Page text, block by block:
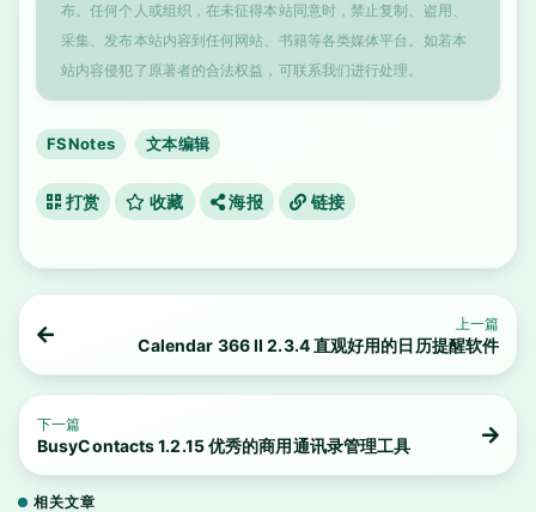
布。任何个人或组织，在未征得本站同意时，禁止复制、盗用、
采集、发布本站内容到任何网站、书籍等各类媒体平台。如若本
站内容侵犯了原著者的合法权益，可联系我们进行处理。
FSNotes 文本编辑
打赏 收藏 海报 链接
上一篇
Calendar 366 II 2.3.4 直观好用的日历提醒软件
下一篇
BusyContacts 1.2.15 优秀的商用通讯录管理工具
相关文章